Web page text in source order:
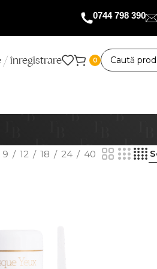
0744 798 390
/ înregistrare 0
9 12 18 24 40